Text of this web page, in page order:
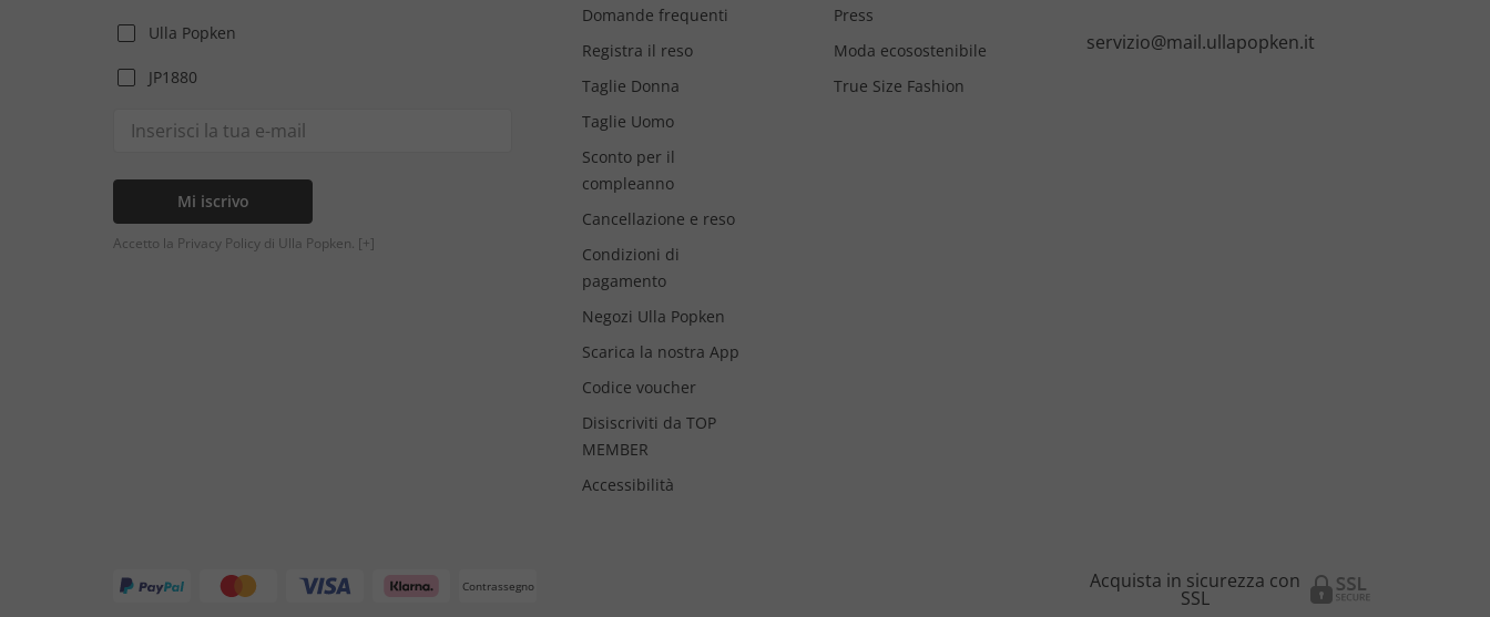
Ulla Popken
JP1880
Mi iscrivo
Accetto la Privacy Policy di Ulla Popken. [+]
Domande frequenti
Registra il reso
Taglie Donna
Taglie Uomo
Sconto per il
compleanno
Cancellazione e reso
Condizioni di
pagamento
Negozi Ulla Popken
Scarica la nostra App
Codice voucher
Disiscriviti da TOP
MEMBER
Accessibilità
Press
Moda ecosostenibile
True Size Fashion
servizio@mail.ullapopken.it
Contrassegno Acquista in sicurezza con
SSL